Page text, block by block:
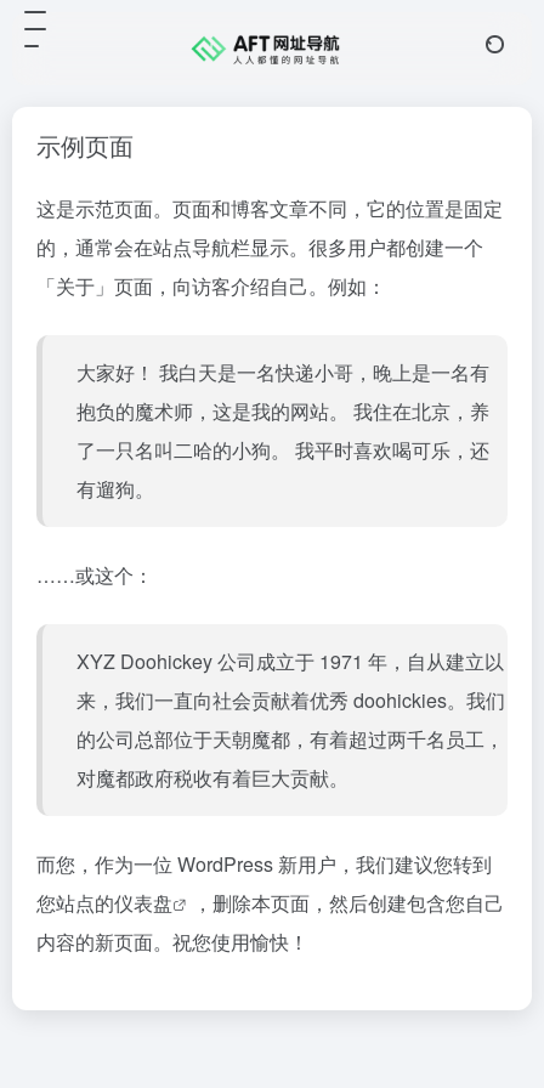
示例页面
这是示范页面。页面和博客文章不同，它的位置是固定
的，通常会在站点导航栏显示。很多用户都创建一个
「关于」页面，向访客介绍自己。例如：
大家好！ 我白天是一名快递小哥，晚上是一名有
抱负的魔术师，这是我的网站。 我住在北京，养
了一只名叫二哈的小狗。 我平时喜欢喝可乐，还
有遛狗。
……或这个：
XYZ Doohickey 公司成立于 1971 年，自从建立以
来，我们一直向社会贡献着优秀 doohickies。我们
的公司总部位于天朝魔都，有着超过两千名员工，
对魔都政府税收有着巨大贡献。
而您，作为一位 WordPress 新用户，我们建议您转到
您站点的仪表盘
，删除本页面，然后创建包含您自己
内容的新页面。祝您使用愉快！